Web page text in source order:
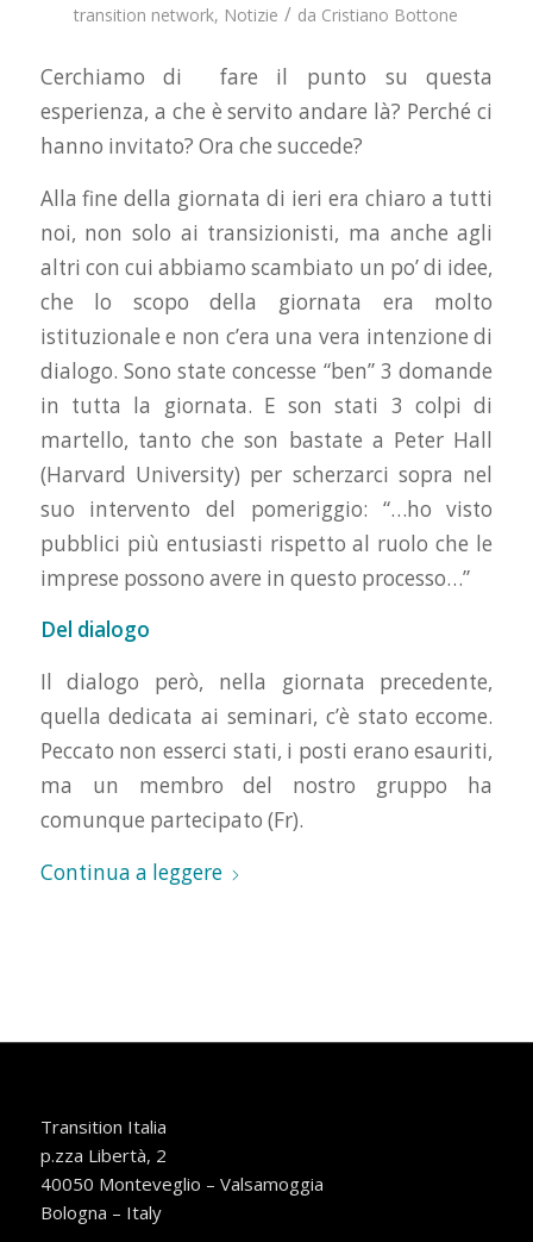
transition network, Notizie / da Cristiano Bottone
Cerchiamo di fare il punto su questa
esperienza, a che è servito andare là? Perché ci
hanno invitato? Ora che succede?
Alla fine della giornata di ieri era chiaro a tutti
noi, non solo ai transizionisti, ma anche agli
altri con cui abbiamo scambiato un po’ di idee,
che lo scopo della giornata era molto
istituzionale e non c’era una vera intenzione di
dialogo. Sono state concesse “ben” 3 domande
in tutta la giornata. E son stati 3 colpi di
martello, tanto che son bastate a Peter Hall
(Harvard University) per scherzarci sopra nel
suo intervento del pomeriggio: “…ho visto
pubblici più entusiasti rispetto al ruolo che le
imprese possono avere in questo processo…”
Del dialogo
Il dialogo però, nella giornata precedente,
quella dedicata ai seminari, c’è stato eccome.
Peccato non esserci stati, i posti erano esauriti,
ma un membro del nostro gruppo ha
comunque partecipato (Fr).
Continua a leggere
Transition Italia
p.zza Libertà, 2
40050 Monteveglio – Valsamoggia
Bologna – Italy